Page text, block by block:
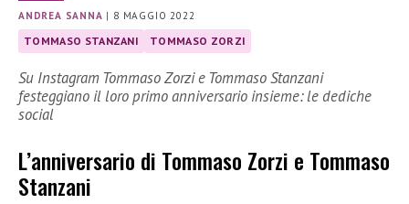
ANDREA SANNA | 8 MAGGIO 2022
TOMMASO STANZANI TOMMASO ZORZI
Su Instagram Tommaso Zorzi e Tommaso Stanzani
festeggiano il loro primo anniversario insieme: le dediche
social
L’anniversario di Tommaso Zorzi e Tommaso
Stanzani